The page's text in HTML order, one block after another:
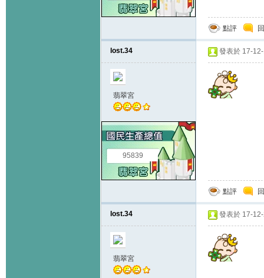
點評
lost.34
翡翠宮
95839
發表於 17-
點評
lost.34
翡翠宮
發表於 17-